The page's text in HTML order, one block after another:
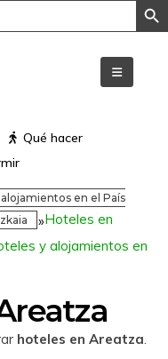
Qué hacer
en el País
»Hoteles en
y alojamientos en
hoteles en Areatza.